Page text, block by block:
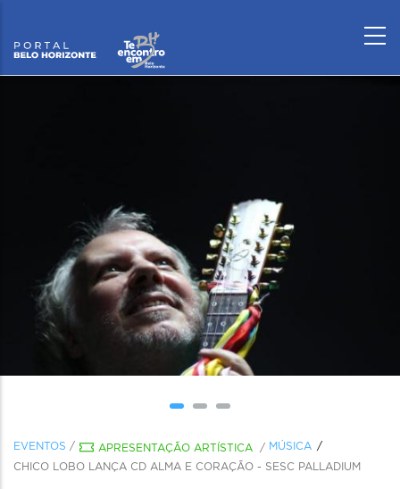
EVENTOS / APRESENTAÇÃO ARTÍSTICA / MÚSICA
CHICO LOBO LANÇA CD ALMA E CORAÇÃO - SESC PALLADIUM